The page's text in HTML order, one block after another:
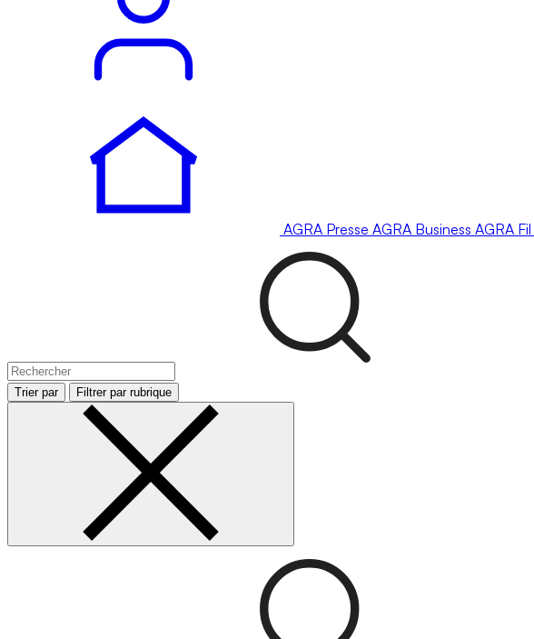
AGRA Presse AGRA Business AGRA Fil
Trier par Filtrer par rubrique